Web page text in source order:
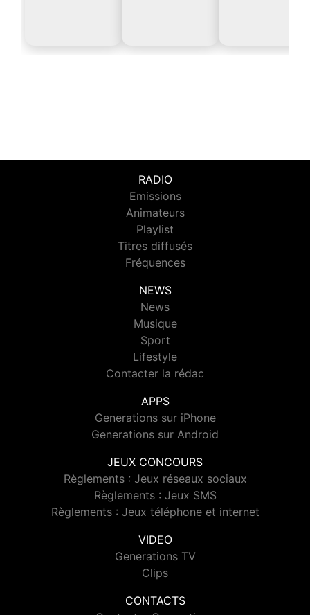
RADIO
Emissions
Animateurs
Playlist
Titres diffusés
Fréquences
NEWS
News
Musique
Sport
Lifestyle
Contacter la rédac
APPS
Generations sur iPhone
Generations sur Android
JEUX CONCOURS
Règlements : Jeux réseaux sociaux
Règlements : Jeux SMS
Règlements : Jeux téléphone et internet
VIDEO
Generations TV
Clips
CONTACTS